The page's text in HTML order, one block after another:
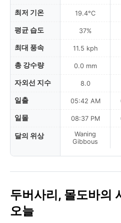
최저 기온
평균 습도
최대 풍속
총 강수량
자외선 지수
일출
일몰
달의 위상
19.4°C
37%
11.5 kph
0.0 mm
8.0
05:42 AM
08:37 PM
Waning
Gibbous
두버사리, 몰도바의
오늘